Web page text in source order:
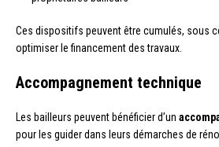
Ces dispositifs peuvent être cumulés, sous
optimiser le financement des travaux.
Accompagnement technique
Les bailleurs peuvent bénéficier d’un
pour les guider dans leurs démarches de